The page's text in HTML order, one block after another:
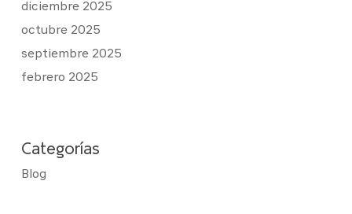
diciembre 2025
octubre 2025
septiembre 2025
febrero 2025
Categorías
Blog